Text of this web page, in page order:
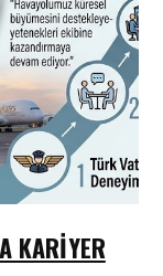
KARIYER